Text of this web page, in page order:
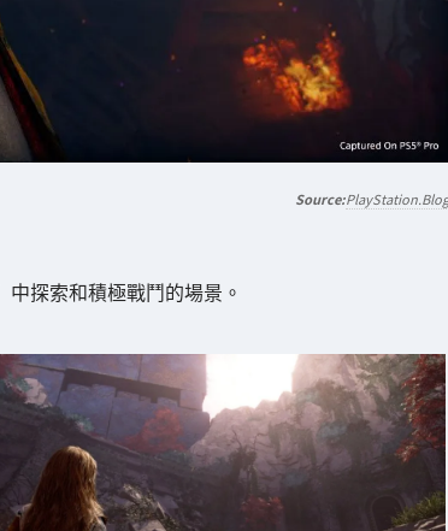
PlayStation.Blog
探索和積極戰鬥的場景。